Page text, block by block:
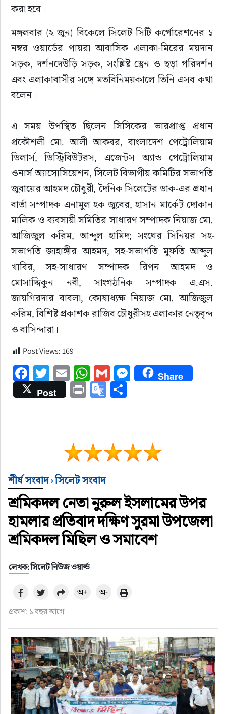
করা হবে।
মঙ্গলবার (২ জুন) বিকেলে সিলেট সিটি কর্পোরেশনের ১
নম্বর ওয়ার্ডের পায়রা আবাসিক এলাকা-মিরের ময়দান
সড়ক, দর্শনদেউড়ি সড়ক, সংশ্লিষ্ট ড্রেন ও ছড়া পরিদর্শন
এবং এলাকাবাসীর সঙ্গে মতবিনিময়কালে তিনি এসব কথা
বলেন।
এ সময় উপস্থিত ছিলেন সিসিকের ভারপ্রাপ্ত প্রধান
প্রকৌশলী মো. আলী আকবর, বাংলাদেশ পেট্রোলিয়াম
ডিলার্স, ডিস্ট্রিবিউটরস, এজেন্টস অ্যান্ড পেট্রোলিয়াম
ওনার্স অ্যাসোসিয়েশন, সিলেট বিভাগীয় কমিটির সভাপতি
জুবায়ের আহমদ চৌধুরী, দৈনিক সিলেটের ডাক-এর প্রধান
বার্তা সম্পাদক এনামুল হক জুবের, হাসান মার্কেট দোকান
মালিক ও ব্যবসায়ী সমিতির সাধারণ সম্পাদক নিয়াজ মো.
আজিজুল করিম, আব্দুল হামিদ; সংঘের সিনিয়র সহ-
সভাপতি জাহাঙ্গীর আহমদ, সহ-সভাপতি মুফতি আব্দুল
খাবির, সহ-সাধারণ সম্পাদক রিপন আহমদ ও
মোসাদ্দিকুন নবী, সাংগঠনিক সম্পাদক এ.এস.
জায়গিরদার বাবলা, কোষাধ্যক্ষ নিয়াজ মো. আজিজুল
করিম, বিশিষ্ট প্রকাশক রাজিব চৌধুরীসহ এলাকার নেতৃবৃন্দ
ও বাসিন্দারা।
Post Views:169
Facebook
Twitter
EmailWhatsApp
GmailMessenger
Share
Post
PrintGoogle
Share
শীর্ষ সংবাদ›সিলেট সংবাদ
শ্রমিকদল নেতা নুরুল ইসলামের উপর
হামলার প্রতিবাদ দক্ষিণ সুরমা উপজেলা
শ্রমিকদল মিছিল ও সমাবেশ
লেখক: সিলেট নিউজ ওয়ার্ল্ড
প্রকাশ: ১ বছর আগে
অ+ অ-